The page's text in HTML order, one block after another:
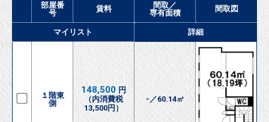
部屋番
号
賃料
間取／
専有面積
間取図
マイリスト 詳細
１階東
側
148,500 円
（内消費税
13,500円）
-／60.14㎡